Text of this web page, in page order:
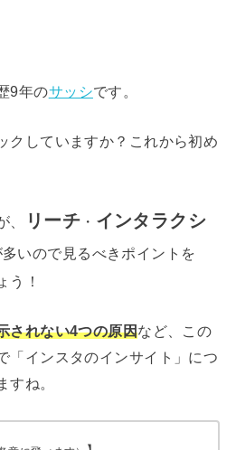
9年のサッシです。
クしていますか？これから初め
、 リーチ ・ インタラクシ
いので見るべきポイントを
う！
されない4つの原因など、この
「インスタのインサイト」につ
すね。